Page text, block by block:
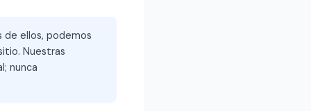
de ellos, podemos
Nuestras
nunca